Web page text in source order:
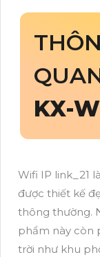
KX-
Wifi IP link_21
được thiết kế
thông thường.
phẩm này còn
trời như khu